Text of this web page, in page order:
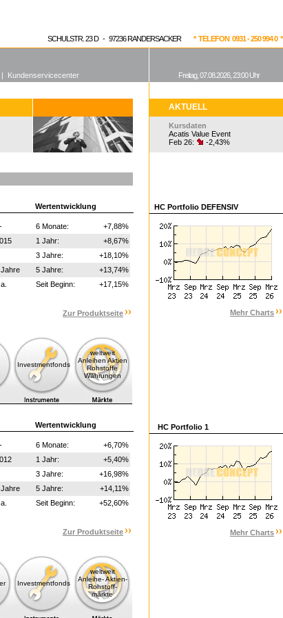
SCHULSTR. 23 D - 97236 RANDERSACKER * TELEFON 0931 - 250 994 0 *
Wertentwicklung
6 Monate:
+7,88%
1 Jahr:
+8,67%
3 Jahre:
+18,10%
5 Jahre:
+13,74%
Seit Beginn: +17,15%
Zur Produktseite
Investmentfonds
weltweit
Anleihen Aktien
Rohstoffe
Währungen
Wertentwicklung
6 Monate:
+6,70%
1 Jahr:
+5,40%
3 Jahre:
+16,98%
5 Jahre:
+14,11%
Seit Beginn: +52,60%
Zur Produktseite
Investmentfonds
weltweit
Anleihe- Aktien-
Rohstoff-
märkte
AKTUELL
Kursdaten
Acatis Value Event
Feb 26:
-2,43%
HC Portfolio DEFENSIV
Mehr Charts
HC Portfolio 1
Mehr Charts
| Kundenservicecenter Freitag, 07.08.2026, 23:00 Uhr